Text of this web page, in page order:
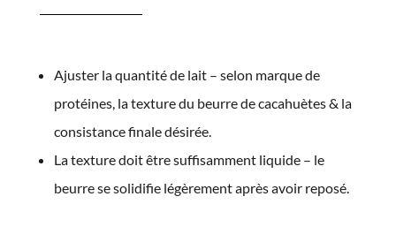
Ajuster la quantité de lait – selon marque de
protéines, la texture du beurre de cacahuètes & la
consistance finale désirée.
La texture doit être suffisamment liquide – le
beurre se solidifie légèrement après avoir reposé.